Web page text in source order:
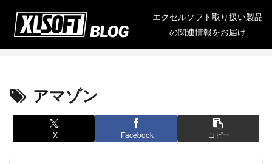
エクセルソフト取り扱い製品
の関連情報をお届け
アマゾン
X Facebook コピー